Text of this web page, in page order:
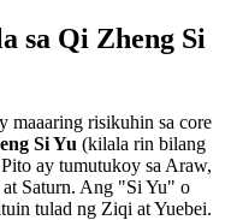
sa Qi Zheng Si
risikuhin sa core
Si Yu (kilala rin bilang
ay tumutukoy sa Araw,
Saturn. Ang "Si Yu" o
tulad ng Ziqi at Yuebei.